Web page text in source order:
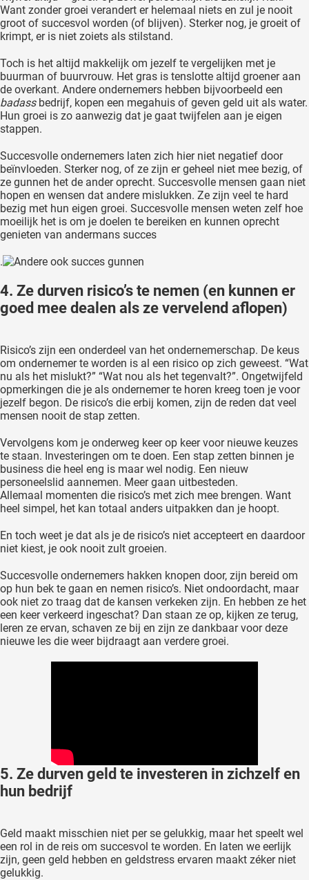
Want zonder groei verandert er helemaal niets en zul je nooit
groot of succesvol worden (of blijven). Sterker nog, je groeit of
krimpt, er is niet zoiets als stilstand.
Toch is het altijd makkelijk om jezelf te vergelijken met je
buurman of buurvrouw. Het gras is tenslotte altijd groener aan
de overkant. Andere ondernemers hebben bijvoorbeeld een
badassbedrijf, kopen een megahuis of geven geld uit als water.
Hun groei is zo aanwezig dat je gaat twijfelen aan je eigen
stappen.
Succesvolle ondernemers laten zich hier niet negatief door
beïnvloeden. Sterker nog, of ze zijn er geheel niet mee bezig, of
ze gunnen het de ander oprecht. Succesvolle mensen gaan niet
hopen en wensen dat andere mislukken. Ze zijn veel te hard
bezig met hun eigen groei. Succesvolle mensen weten zelf hoe
moeilijk het is om je doelen te bereiken en kunnen oprecht
genieten van andermans succes
.
4. Ze durven risico’s te nemen (en kunnen er
goed mee dealen als ze vervelend aflopen)
Risico’s zijn een onderdeel van het ondernemerschap. De keus
om ondernemer te worden is al een risico op zich geweest. “Wat
nu als het mislukt?” “Wat nou als het tegenvalt?”. Ongetwijfeld
opmerkingen die je als ondernemer te horen kreeg toen je voor
jezelf begon. De risico’s die erbij komen, zijn de reden dat veel
mensen nooit de stap zetten.
Vervolgens kom je onderweg keer op keer voor nieuwe keuzes
te staan. Investeringen om te doen. Een stap zetten binnen je
business die heel eng is maar wel nodig. Een nieuw
personeelslid aannemen. Meer gaan uitbesteden.
Allemaal momenten die risico’s met zich mee brengen. Want
heel simpel, het kan totaal anders uitpakken dan je hoopt.
En toch weet je dat als je de risico’s niet accepteert en daardoor
niet kiest, je ook nooit zult groeien.
Succesvolle ondernemers hakken knopen door, zijn bereid om
op hun bek te gaan en nemen risico’s. Niet ondoordacht, maar
ook niet zo traag dat de kansen verkeken zijn. En hebben ze het
een keer verkeerd ingeschat? Dan staan ze op, kijken ze terug,
leren ze ervan, schaven ze bij en zijn ze dankbaar voor deze
nieuwe les die weer bijdraagt aan verdere groei.
5. Ze durven geld te investeren in zichzelf en
hun bedrijf
Geld maakt misschien niet per se gelukkig, maar het speelt wel
een rol in de reis om succesvol te worden. En laten we eerlijk
zijn, geen geld hebben en geldstress ervaren maakt zéker niet
gelukkig.